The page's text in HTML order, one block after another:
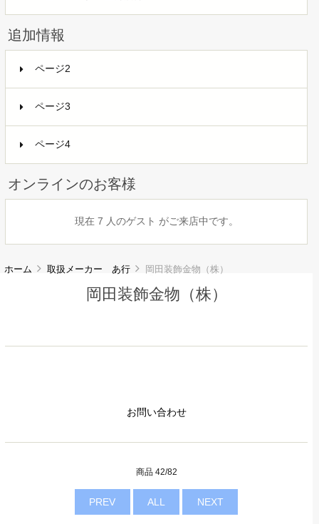
追加情報
ページ2
ページ3
ページ4
オンラインのお客様
現在 7 人のゲスト がご来店中です。
ホーム 取扱メーカー あ行 岡田装飾金物（株）
岡田装飾金物（株）
お問い合わせ
商品 42/82
PREV ALL NEXT